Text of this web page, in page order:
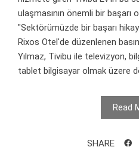
ulaşmasının önemli bir başarı
"Sektörümüzde bir başarı
Rixos Otel'de düzenlenen
Yılmaz, Tivibu ile televizyon,
tablet bilgisayar olmak üzere
Read
SHARE